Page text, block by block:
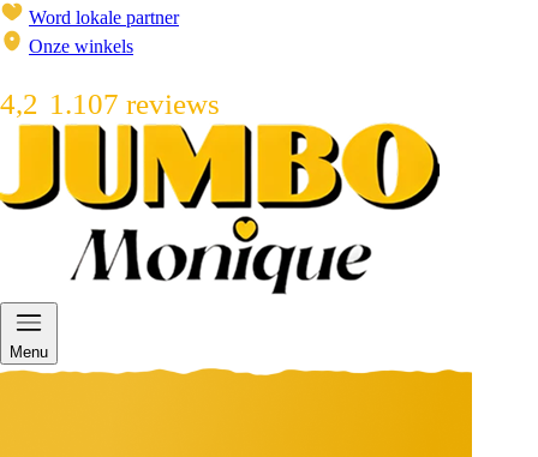
Word lokale partner
Onze winkels
4,2 1.107 reviews
Menu